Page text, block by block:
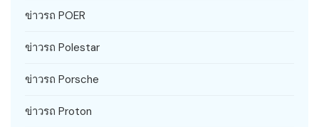
ข่าวรถ POER
ข่าวรถ Polestar
ข่าวรถ Porsche
ข่าวรถ Proton